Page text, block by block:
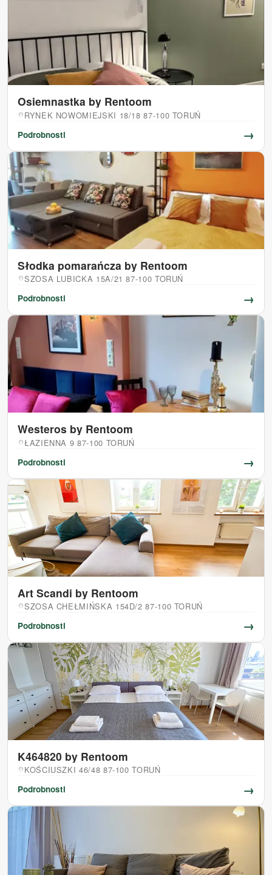
Osiemnastka by Rentoom
location_on RYNEK NOWOMIEJSKI 18/18 87-100 TORUŃ
Podrobnosti
→
Słodka pomarańcza by Rentoom
location_onSZOSA LUBICKA 15A/21 87-100 TORUŃ
Podrobnosti
→
Westeros by Rentoom
location_onŁAZIENNA 9 87-100 TORUŃ
Podrobnosti
→
Art Scandi by Rentoom
location_onSZOSA CHEŁMIŃSKA 154D/2 87-100 TORUŃ
Podrobnosti
→
K464820 by Rentoom
location_on KOŚCIUSZKI 46/48 87-100 TORUŃ
Podrobnosti
→